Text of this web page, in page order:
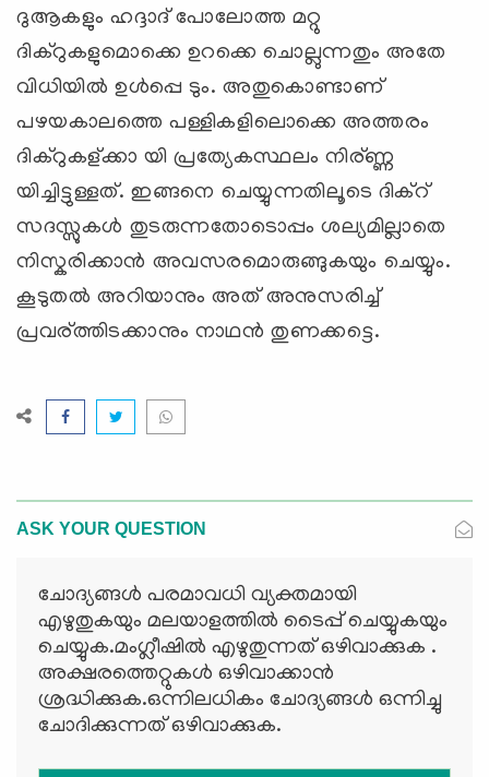
ദുആകളും ഹദ്ദാദ് പോലോത്ത മറ്റു
ദിക്റുകളുമൊക്കെ ഉറക്കെ ചൊല്ലുന്നതും അതേ
വിധിയില്‍ ഉള്‍പ്പെ ടും. അതുകൊണ്ടാണ്
പഴയകാലത്തെ പള്ളികളിലൊക്കെ അത്തരം
ദിക്റുകള്ക്കാ യി പ്രത്യേകസ്ഥലം നിര്ണ്ണ
യിച്ചിട്ടുള്ളത്. ഇങ്ങനെ ചെയ്യുന്നതിലൂടെ ദിക്റ്
സദസ്സുകള്‍ തുടരുന്നതോടൊപ്പം ശല്യമില്ലാതെ
നിസ്കരിക്കാന്‍ അവസരമൊരുങ്ങുകയും ചെയ്യും.
കൂടുതല്‍ അറിയാനും അത് അനുസരിച്ച്
പ്രവര്ത്തിടക്കാനും നാഥന്‍ തുണക്കട്ടെ.
ASK YOUR QUESTION
ചോദ്യങ്ങള്‍ പരമാവധി വ്യക്തമായി
എഴുതുകയും മലയാളത്തില്‍ ടൈപ്പ് ചെയ്യുകയും
ചെയ്യുക.മംഗ്ലീഷില്‍ എഴുതുന്നത് ഒഴിവാക്കുക .
അക്ഷരത്തെറ്റുകള്‍ ഒഴിവാക്കാന്‍
ശ്രദ്ധിക്കുക.ഒന്നിലധികം ചോദ്യങ്ങള്‍ ഒന്നിച്ചു
ചോദിക്കുന്നത് ഒഴിവാക്കുക.